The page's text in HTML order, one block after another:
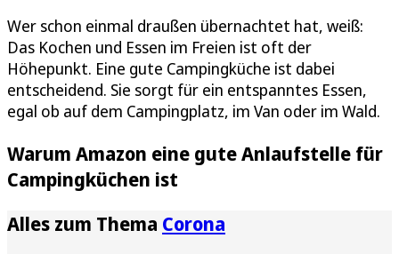
Wer schon einmal draußen übernachtet hat, weiß:
Das Kochen und Essen im Freien ist oft der
Höhepunkt. Eine gute Campingküche ist dabei
entscheidend. Sie sorgt für ein entspanntes Essen,
egal ob auf dem Campingplatz, im Van oder im Wald.
Warum Amazon eine gute Anlaufstelle für
Campingküchen ist
Alles zum Thema Corona